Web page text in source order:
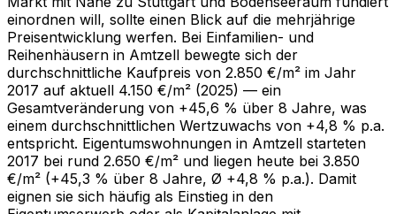
einordnen will, sollte einen Blick auf die mehrjährige
Preisentwicklung werfen. Bei Einfamilien- und
Reihenhäusern in Amtzell bewegte sich der
durchschnittliche Kaufpreis von 2.850 €/m² im Jahr
2017 auf aktuell 4.150 €/m² (2025) — ein
Gesamtveränderung von +45,6 % über 8 Jahre, was
einem durchschnittlichen Wertzuwachs von +4,8 % p.a.
entspricht. Eigentumswohnungen in Amtzell starteten
2017 bei rund 2.650 €/m² und liegen heute bei 3.850
€/m² (+45,3 % über 8 Jahre, Ø +4,8 % p.a.). Damit
eignen sie sich häufig als Einstieg in den